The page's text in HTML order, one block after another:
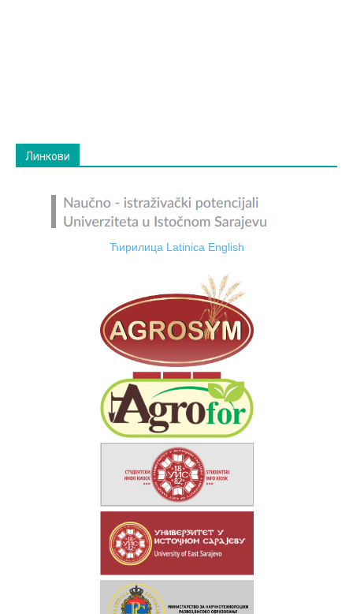
Линкови
Ћирилица Latinica English